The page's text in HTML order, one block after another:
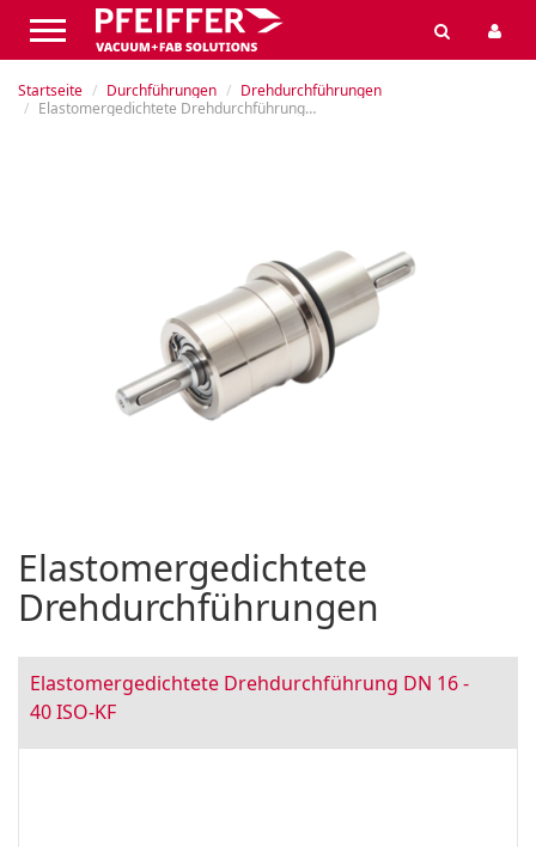
Startseite Durchführungen
Drehdurchführungen
Elastomergedichtete Drehdurchführungen
Elastomergedichtete
Drehdurchführungen
Elastomergedichtete Drehdurchführung DN 16 -
40 ISO-KF